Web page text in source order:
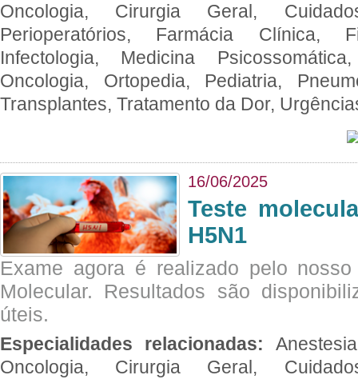
Oncologia, Cirurgia Geral,
Perioperatórios, Farmácia Clínica,
Infectologia, Medicina
Oncologia, Ortopedia, Pediatria,
Transplantes, Tratamento da Dor,
16/06/2025
Teste
H5N1
Exame agora é realizado pelo
Molecular. Resultados são
úteis.
Especialidades relacionadas:
Oncologia, Cirurgia Geral,